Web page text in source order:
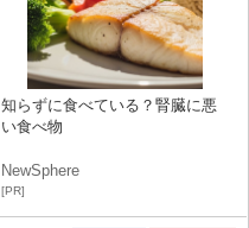
知らずに食べている？腎臓に悪
い食べ物
NewSphere
[PR]